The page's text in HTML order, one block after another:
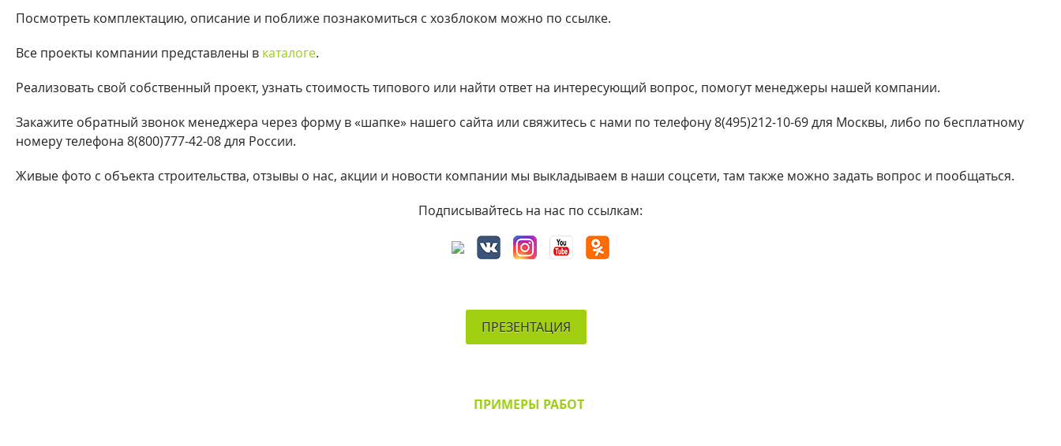
Посмотреть комплектацию, описание и поближе познакомиться с хозблоком можно по ссылке.
Все проекты компании представлены в каталоге.
Реализовать свой собственный проект, узнать стоимость типового или найти ответ на интересующий вопрос, помогут менеджеры нашей компании.
Закажите обратный звонок менеджера через форму в «шапке» нашего сайта или свяжитесь с нами по телефону 8(495)212-10-69 для Москвы, либо по бесплатному
номеру телефона 8(800)777-42-08 для России.
Живые фото с объекта строительства, отзывы о нас, акции и новости компании мы выкладываем в наши соцсети, там также можно задать вопрос и пообщаться.
Подписывайтесь на нас по ссылкам:
ПРЕЗЕНТАЦИЯ
ПРИМЕРЫ РАБОТ